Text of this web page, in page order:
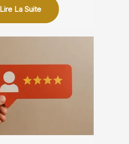
Lire La Suite